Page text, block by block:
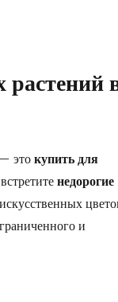
растений
это купить для
недорогие
и